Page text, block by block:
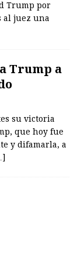
Trump por
al juez una
Trump a
su victoria
que hoy fue
y difamarla, a